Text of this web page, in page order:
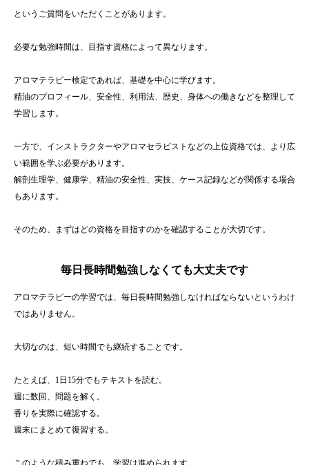
というご質問をいただくことがあります。
必要な勉強時間は、目指す資格によって異なります。
アロマテラピー検定であれば、基礎を中心に学びます。
精油のプロフィール、安全性、利用法、歴史、身体への働きなどを整理して
学習します。
一方で、インストラクターやアロマセラピストなどの上位資格では、より広
い範囲を学ぶ必要があります。
解剖生理学、健康学、精油の安全性、実技、ケース記録などが関係する場合
もあります。
そのため、まずはどの資格を目指すのかを確認することが大切です。
毎日長時間勉強しなくても大丈夫です
アロマテラピーの学習では、毎日長時間勉強しなければならないというわけ
ではありません。
大切なのは、短い時間でも継続することです。
たとえば、1日15分でもテキストを読む。
週に数回、問題を解く。
香りを実際に確認する。
週末にまとめて復習する。